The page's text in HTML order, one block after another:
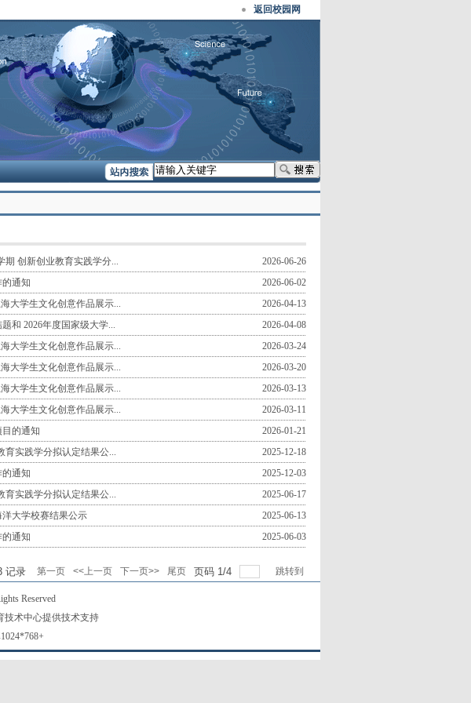
返回校园网
期 创新创业教育实践学分...
2026-06-26
通知
2026-06-02
大学生文化创意作品展示...
2026-04-13
和 2026年度国家级大学...
2026-04-08
大学生文化创意作品展示...
2026-03-24
大学生文化创意作品展示...
2026-03-20
大学生文化创意作品展示...
2026-03-13
大学生文化创意作品展示...
2026-03-11
的通知
2026-01-21
育实践学分拟认定结果公...
2025-12-18
通知
2025-12-03
育实践学分拟认定结果公...
2025-06-17
大学校赛结果公示
2025-06-13
通知
2025-06-03
记录 第一页 <<上一页 下一页>> 尾页 页码 1/4 跳转到
Reserved
技术中心提供技术支持